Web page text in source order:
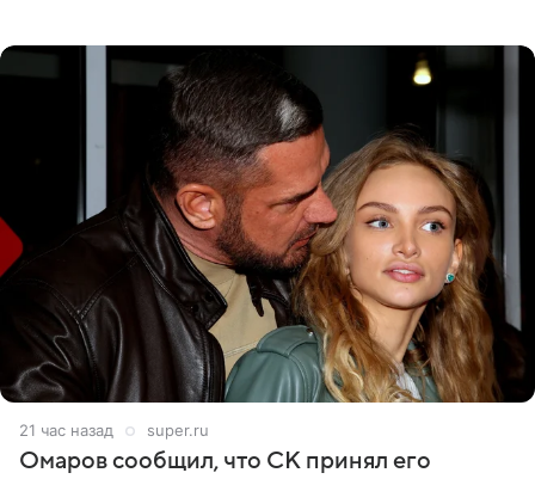
21 час назад super.ru
Омаров сообщил, что СК принял его